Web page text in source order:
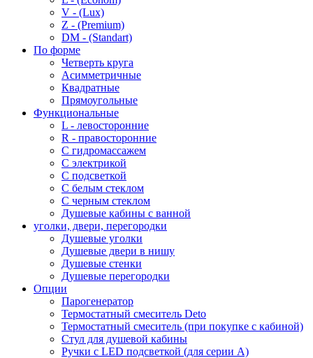
V - (Lux)
Z - (Premium)
DM - (Standart)
По форме
Четверть круга
Асимметричные
Квадратные
Прямоугольные
Функциональные
L - левосторонние
R - правосторонние
С гидромассажем
С электрикой
С подсветкой
С белым стеклом
С черным стеклом
Душевые кабины с ванной
уголки, двери, перегородки
Душевые уголки
Душевые двери в нишу
Душевые стенки
Душевые перегородки
Опции
Парогенератор
Термостатный смеситель Deto
Термостатный смеситель (при покупке с кабиной)
Стул для душевой кабины
Ручки с LED подсветкой (для серии A)